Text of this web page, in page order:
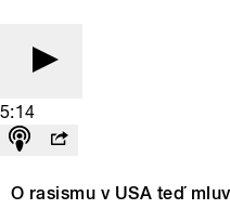
5:14
O rasismu v USA teď